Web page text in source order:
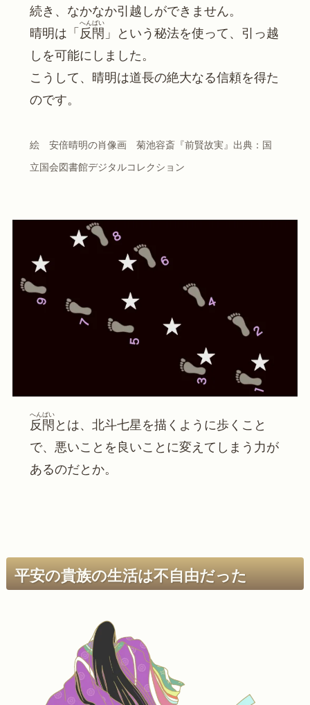
続き、なかなか引越しができません。
晴明は「 反閇
へんばい
」という秘法を使って、引っ越
しを可能にしました。
こうして、晴明は道長の絶大なる信頼を得た
のです。
絵　安倍晴明の肖像画　菊池容斎『前賢故実』出典：国
立国会図書館デジタルコレクション
反閇
へんばい
とは、北斗七星を描くように歩くこと
で、悪いことを良いことに変えてしまう力が
あるのだとか。
平安の貴族の生活は不自由だった